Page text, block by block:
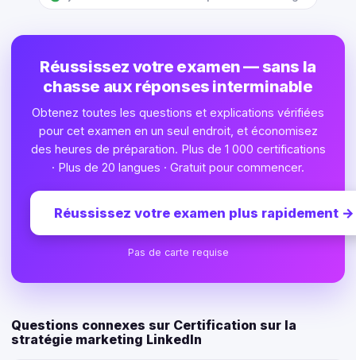
Réussissez votre examen — sans la
chasse aux réponses interminable
Obtenez toutes les questions et explications vérifiées
pour cet examen en un seul endroit, et économisez
des heures de préparation. Plus de 1 000 certifications
· Plus de 20 langues · Gratuit pour commencer.
Réussissez votre examen plus rapidement →
Pas de carte requise
Questions connexes sur Certification sur la
stratégie marketing LinkedIn